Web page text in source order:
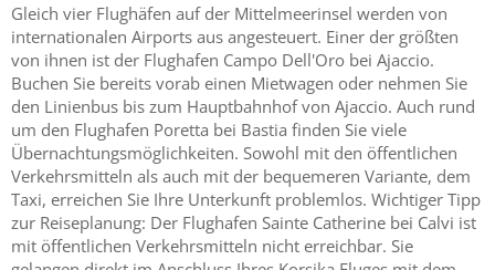
Gleich vier Flughäfen auf der Mittelmeerinsel werden von
internationalen Airports aus angesteuert. Einer der größten
von ihnen ist der Flughafen Campo Dell'Oro bei Ajaccio.
Buchen Sie bereits vorab einen Mietwagen oder nehmen Sie
den Linienbus bis zum Hauptbahnhof von Ajaccio. Auch rund
um den Flughafen Poretta bei Bastia finden Sie viele
Übernachtungsmöglichkeiten. Sowohl mit den öffentlichen
Verkehrsmitteln als auch mit der bequemeren Variante, dem
Taxi, erreichen Sie Ihre Unterkunft problemlos. Wichtiger Tipp
zur Reiseplanung: Der Flughafen Sainte Catherine bei Calvi ist
mit öffentlichen Verkehrsmitteln nicht erreichbar. Sie